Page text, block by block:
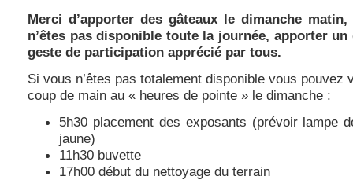
Merci d’apporter des gâteaux le dimanche
n’êtes pas disponible toute la journée, apporter un
geste de participation apprécié par tous.
Si vous n’êtes pas totalement disponible vous pouvez
coup de main au « heures de pointe » le dimanche :
5h30 placement des exposants (prévoir lampe
jaune)
11h30 buvette
17h00 début du nettoyage du terrain